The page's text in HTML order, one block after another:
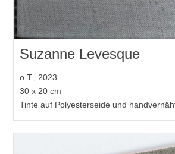
Suzanne Levesque
o.T., 2023
30 x 20 cm
Tinte auf Polyesterseide und